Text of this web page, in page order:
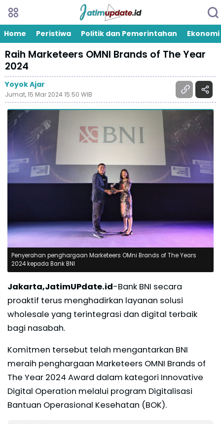
Home Peristiwa Politik dan Pemerintahan Ekonomi
Raih Marketeers OMNI Brands of The Year
2024
Yoyok Ajar
Jumat, 15 Mar 2024 15:50 WIB
Penyerahan penghargaan Marketeers OMni Brands of The Years
2024 kepada Bank BNI
Jakarta,JatimUPdate.id-Bank BNI secara
proaktif terus menghadirkan layanan solusi
wholesale yang terintegrasi dan digital terbaik
bagi nasabah.
Komitmen tersebut telah mengantarkan BNI
meraih penghargaan Marketeers OMNI Brands of
The Year 2024 Award dalam kategori Innovative
Digital Operation melalui program Digitalisasi
Bantuan Operasional Kesehatan (BOK).